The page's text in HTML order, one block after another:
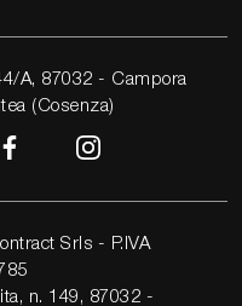
A, 87032 - Campora
(Cosenza)
Srls - P.IVA
n. 149, 87032 -